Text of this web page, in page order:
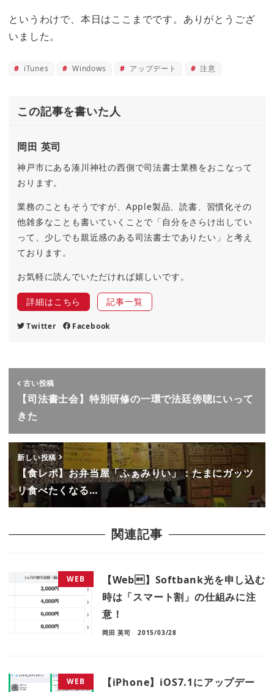
というわけで、本日はここまでです。ありがとうござ
いました。
iTunes Windows アップデート 注意
この記事を書いた人
岡田 英司
神戸市にある湊川神社の西側で司法書士業務をおこなって
おります。
業務のこともそうですが、Apple製品、読書、習慣化その
他雑多なことも書いていくことで「自分をさらけ出してい
って、少しでも親近感のある司法書士でありたい」と考え
ております。
お気軽に読んでいただければ嬉しいです。
詳細はこちら 記事一覧
Twitter Facebook
古い投稿
【司法書士会】特別研修の一環で法廷傍聴にいって
きた
新しい投稿
【食レポ】お弁当屋「ふぁみりい」：たまにガッツ
リ食べたくなる…
関連記事
WEB
【Web】Softbank光を申し込む
時は「スマート割」の仕組みに注
意！
岡田 英司 2015/03/28
WEB
【iPhone】iOS7.1にアップデー